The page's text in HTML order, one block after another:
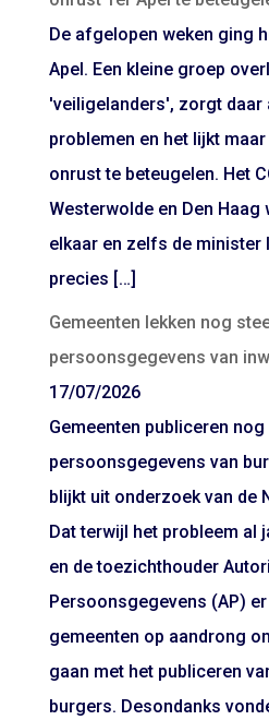
De afgelopen weken ging
Apel. Een kleine groep
'veiligelanders', zorgt daar
problemen en het lijkt
onrust te beteugelen. Het
Westerwolde en Den Haag
elkaar en zelfs de minister
precies […]
Gemeenten lekken nog
persoonsgegevens van
17/07/2026
Gemeenten publiceren
persoonsgegevens van
blijkt uit onderzoek van de
Dat terwijl het probleem al
en de toezichthouder
Persoonsgegevens (AP)
gemeenten op aandrong
gaan met het publiceren
burgers. Desondanks